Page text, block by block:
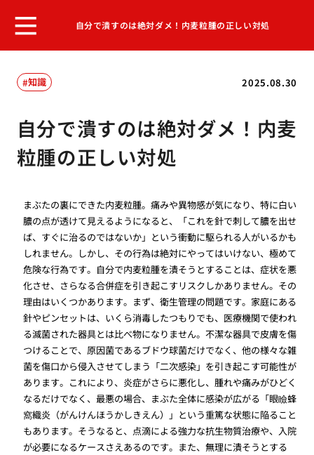
自分で潰すのは絶対ダメ！内麦粒腫の正しい対処
2025.08.30
知識
自分で潰すのは絶対ダメ！内麦
粒腫の正しい対処
まぶたの裏にできた内麦粒腫。痛みや異物感が気になり、特に白い
膿の点が透けて見えるようになると、「これを針で刺して膿を出せ
ば、すぐに治るのではないか」という衝動に駆られる人がいるかも
しれません。しかし、その行為は絶対にやってはいけない、極めて
危険な行為です。自分で内麦粒腫を潰そうとすることは、症状を悪
化させ、さらなる合併症を引き起こすリスクしかありません。その
理由はいくつかあります。まず、衛生管理の問題です。家庭にある
針やピンセットは、いくら消毒したつもりでも、医療機関で使われ
る滅菌された器具とは比べ物になりません。不潔な器具で皮膚を傷
つけることで、原因菌であるブドウ球菌だけでなく、他の様々な雑
菌を傷口から侵入させてしまう「二次感染」を引き起こす可能性が
あります。これにより、炎症がさらに悪化し、腫れや痛みがひどく
なるだけでなく、最悪の場合、まぶた全体に感染が広がる「眼瞼蜂
窩織炎（がんけんほうかしきえん）」という重篤な状態に陥ること
もあります。そうなると、点滴による強力な抗生物質治療や、入院
が必要になるケースさえあるのです。また、無理に潰そうとする